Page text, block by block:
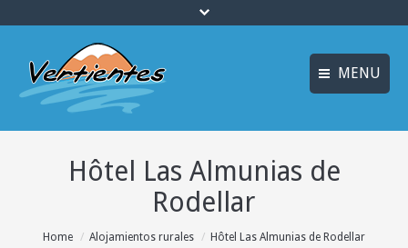
MENU
ESPAÑOL
ENGLISH
ACCUEIL
ACTIVITÉS
CANYONING
Hôtel Las Almunias de
Rodellar
You are here:
Home Alojamientos rurales Hôtel Las Almunias de Rodellar